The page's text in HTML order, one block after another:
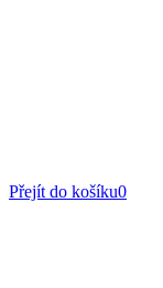
Přejít do košíku0